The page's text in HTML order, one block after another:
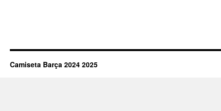
Camiseta Barça 2024 2025